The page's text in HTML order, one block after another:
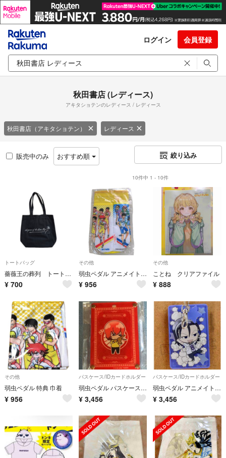
ログイン 会員登録
秋田書店 (レディース)
アキタショテンのレディース / レディース
秋田書店（アキタショテン） レディース
販売中のみ おすすめ順 絞り込み
10件中 1 - 10件
トートバッグ
薔薇王の葬列 トートバッグ
¥ 700
その他
弱虫ペダル アニメイト特典 ペットボトルカバー
¥ 956
その他
ことね クリアファイル
¥ 888
その他
弱虫ペダル 特典 巾着
¥ 956
パスケース/IDカードホルダー
弱虫ペダル パスケース 新開
¥ 3,456
パスケース/IDカードホルダー
弱虫ペダル アニメイト特典 パスケース 東堂
¥ 3,456